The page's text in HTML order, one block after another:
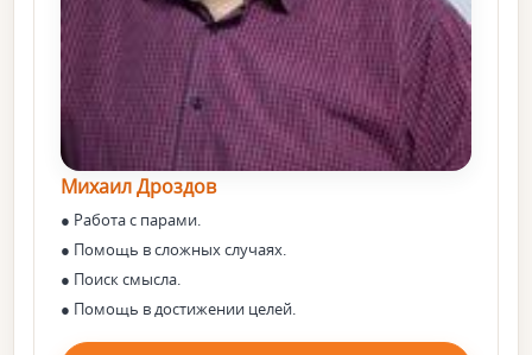
Михаил Дроздов
● Работа с парами.
● Помощь в сложных случаях.
● Поиск смысла.
● Помощь в достижении целей.